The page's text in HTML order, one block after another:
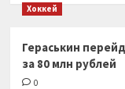
Хоккей
Гераськин
за 80 млн рублей
0